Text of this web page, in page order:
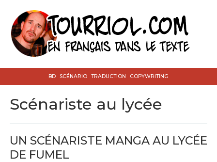
BD SCÉNARIO TRADUCTION COPYWRITING
scénariste au lycée
UN SCÉNARISTE MANGA AU LYCÉE
DE FUMEL